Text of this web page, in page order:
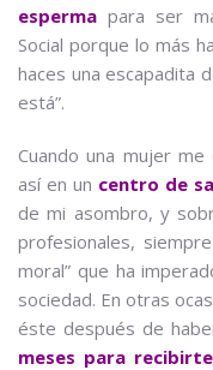
esperma para ser
Social porque lo más
haces una escapadita
está”.
Cuando una mujer
así en un centro de
de mi asombro, y
profesionales,
moral” que ha
sociedad. En otras
éste después de
meses para